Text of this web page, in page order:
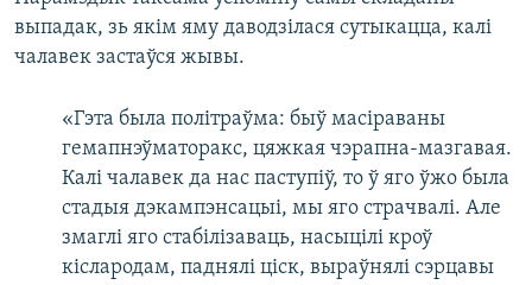
выпадак, зь якім яму даводзілася сутыкацца, калі
чалавек застаўся жывы.
«Гэта была політраўма: быў масіраваны
гемапнэўматоракс, цяжкая чэрапна-мазгавая.
Калі чалавек да нас паступіў, то ў яго ўжо была
стадыя дэкампэнсацыі, мы яго страчвалі. Але
змаглі яго стабілізаваць, насыцілі кроў
кіслародам, паднялі ціск, выраўнялі сэрцавы